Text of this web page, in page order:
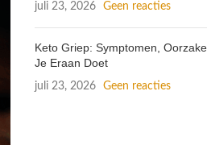
juli 23, 2026 Geen reacties
Keto Griep: Symptomen,
Je Eraan Doet
juli 23, 2026 Geen reacties